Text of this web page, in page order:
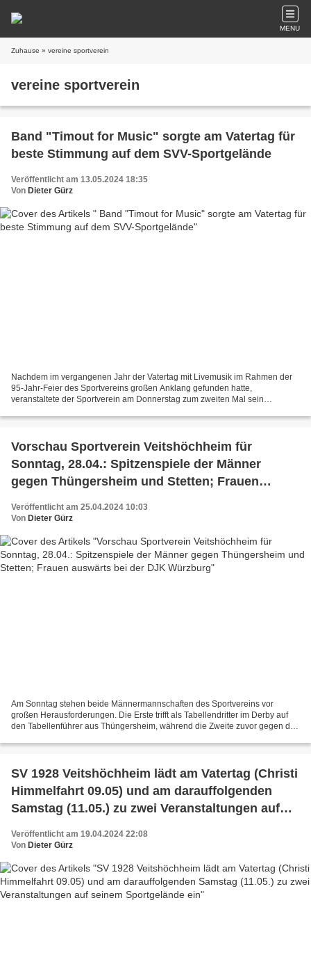
MENU
Zuhause » vereine sportverein
vereine sportverein
Band "Timout for Music" sorgte am Vatertag für
beste Stimmung auf dem SVV-Sportgelände
Veröffentlicht am 13.05.2024 18:35
Von Dieter Gürz
Nachdem im vergangenen Jahr der Vatertag mit Livemusik im Rahmen der
95-Jahr-Feier des Sportvereins großen Anklang gefunden hatte,
veranstaltete der Sportverein am Donnerstag zum zweiten Mal sein
Vorschau Sportverein Veitshöchheim für
Sonntag, 28.04.: Spitzenspiele der Männer
gegen Thüngersheim und Stetten; Frauen
Veröffentlicht am 25.04.2024 10:03
Von Dieter Gürz
Am Sonntag stehen beide Männermannschaften des Sportvereins vor
großen Herausforderungen. Die Erste trifft als Tabellendritter im Derby auf
den Tabellenführer aus Thüngersheim, während die Zweite zuvor gegen den
SV 1928 Veitshöchheim lädt am Vatertag (Christi
Himmelfahrt 09.05) und am darauffolgenden
Samstag (11.05.) zu zwei Veranstaltungen auf
Veröffentlicht am 19.04.2024 22:08
Von Dieter Gürz